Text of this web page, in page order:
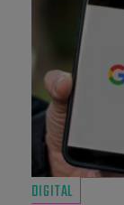
DIGITAL